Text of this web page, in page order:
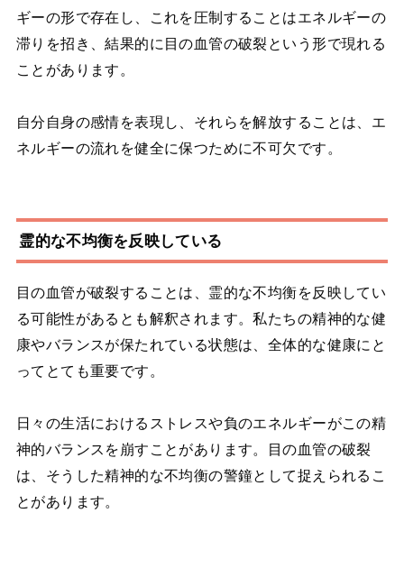
ギーの形で存在し、これを圧制することはエネルギーの
滞りを招き、結果的に目の血管の破裂という形で現れる
ことがあります。
自分自身の感情を表現し、それらを解放することは、エ
ネルギーの流れを健全に保つために不可欠です。
霊的な不均衡を反映している
目の血管が破裂することは、霊的な不均衡を反映してい
る可能性があるとも解釈されます。私たちの精神的な健
康やバランスが保たれている状態は、全体的な健康にと
ってとても重要です。
日々の生活におけるストレスや負のエネルギーがこの精
神的バランスを崩すことがあります。目の血管の破裂
は、そうした精神的な不均衡の警鐘として捉えられるこ
とがあります。